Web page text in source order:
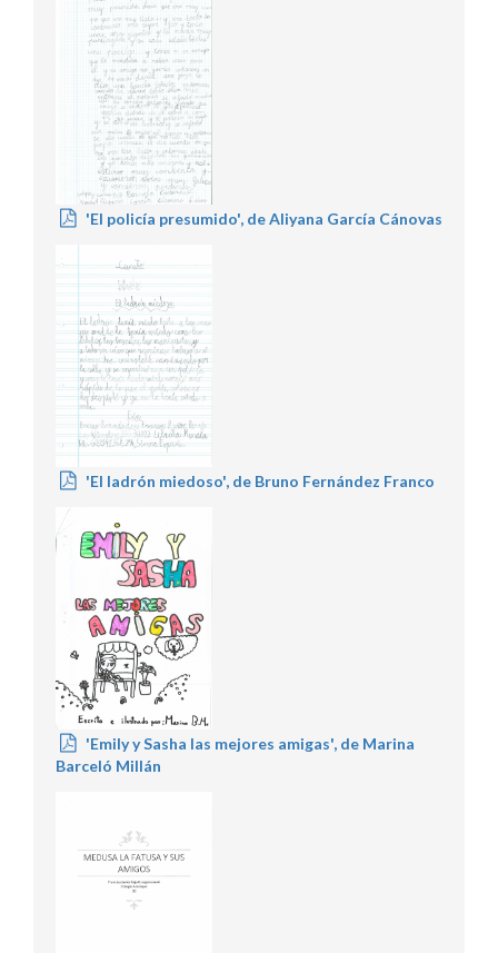
'El policía presumido', de Aliyana García Cánovas
'El ladrón miedoso', de Bruno Fernández Franco
'Emily y Sasha las mejores amigas', de Marina
Barceló Millán